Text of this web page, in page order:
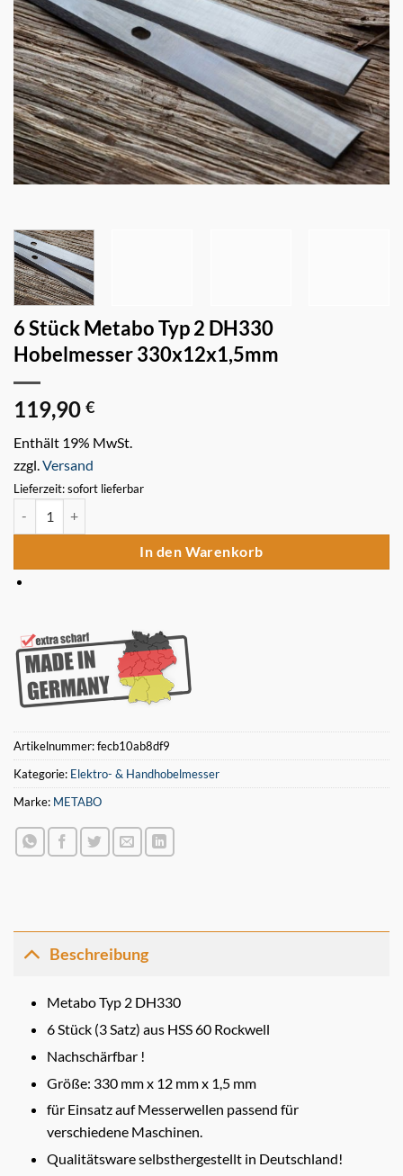
6 Stück Metabo Typ 2 DH330
Hobelmesser 330x12x1,5mm
119,90 €
Enthält 19% MwSt.
zzgl. Versand
Lieferzeit: sofort lieferbar
6 Stück Metabo Typ 2 DH330 Hobelmesser 330x12x1,5mm Menge
In den Warenkorb
Artikelnummer:fecb10ab8df9
Kategorie: Elektro- & Handhobelmesser
Marke: METABO
Beschreibung
Metabo Typ 2 DH330
6 Stück (3 Satz) aus HSS 60 Rockwell
Nachschärfbar !
Größe: 330 mm x 12 mm x 1,5 mm
für Einsatz auf Messerwellen passend für
verschiedene Maschinen.
Qualitätsware selbsthergestellt in Deutschland!